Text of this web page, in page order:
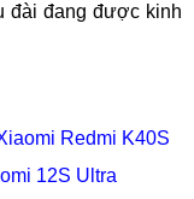
đài đang được kinh
Redmi K40S
12S Ultra